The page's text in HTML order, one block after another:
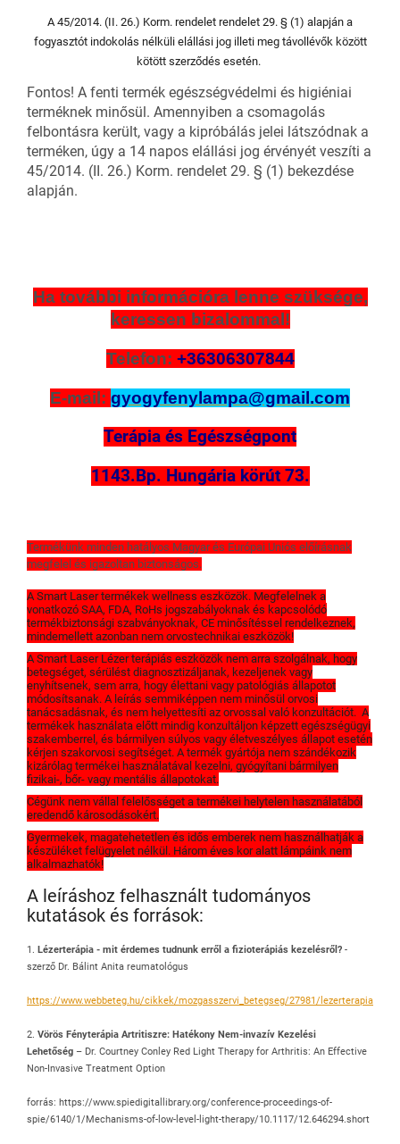
A 45/2014. (II. 26.) Korm. rendelet rendelet 29. § (1) alapján a
fogyasztót indokolás nélküli elállási jog illeti meg távollévők között
kötött szerződés esetén.
Fontos! A fenti termék egészségvédelmi és higiéniai
terméknek minősül. Amennyiben a csomagolás
felbontásra került, vagy a kipróbálás jelei látszódnak a
terméken, úgy a 14 napos elállási jog érvényét veszíti a
45/2014. (II. 26.) Korm. rendelet 29. § (1) bekezdése
alapján.
Ha további információra lenne szüksége,
keressen bizalommal!
Telefon: +36306307844
E-mail: gyogyfenylampa@gmail.com
Terápia és Egészségpont
1143.Bp. Hungária körút 73.
Termékünk minden hatályos Magyar és Európai Uniós előírásnak
megfelel és igazoltan biztonságos.
A Smart Laser termékek wellness eszközök. Megfelelnek a
vonatkozó SAA, FDA, RoHs jogszabályoknak és kapcsolódó
termékbiztonsági szabványoknak, CE minősítéssel rendelkeznek,
mindemellett azonban nem orvostechnikai eszközök!
A Smart Laser Lézer terápiás eszközök nem arra szolgálnak, hogy
betegséget, sérülést diagnosztizáljanak, kezeljenek vagy
enyhítsenek, sem arra, hogy élettani vagy patológiás állapotot
módosítsanak. A leírás semmiképpen nem minősül orvosi
tanácsadásnak, és nem helyettesíti az orvossal való konzultációt. A
termékek használata előtt mindig konzultáljon képzett egészségügyi
szakemberrel, és bármilyen súlyos vagy életveszélyes állapot esetén
kérjen szakorvosi segítséget. A termék gyártója nem szándékozik
kizárólag termékei használatával kezelni, gyógyítani bármilyen
fizikai-, bőr- vagy mentális állapotokat.
Cégünk nem vállal felelősséget a termékei helytelen használatából
eredendő károsodásokért.
Gyermekek, magatehetetlen és idős emberek nem használhatják a
készüléket felügyelet nélkül. Három éves kor alatt lámpáink nem
alkalmazhatók!
A leíráshoz felhasznált tudományos
kutatások és források:
1. Lézerterápia - mit érdemes tudnunk erről a fizioterápiás kezelésről? -
szerző Dr. Bálint Anita reumatológus
https://www.webbeteg.hu/cikkek/mozgasszervi_betegseg/27981/lezerterapia
2. Vörös Fényterápia Artritiszre: Hatékony Nem-invazív Kezelési
Lehetőség – Dr. Courtney Conley Red Light Therapy for Arthritis: An Effective
Non-Invasive Treatment Option
forrás: https://www.spiedigitallibrary.org/conference-proceedings-of-
spie/6140/1/Mechanisms-of-low-level-light-therapy/10.1117/12.646294.short